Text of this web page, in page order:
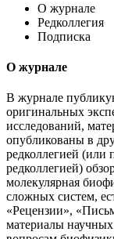
О журнале
Редколлегия
Подписка
О журнале
В журнале
оригинальных
исследований,
опубликованы в
редколлегией (или
редколлегией)
молекулярная
сложных систем,
«Рецензии»,
материалы